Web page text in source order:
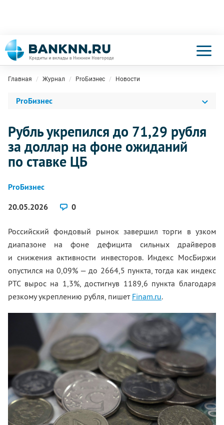
Главная Журнал ProБизнес Новости
ProБизнес
Рубль укрепился до 71,29 рубля
за доллар на фоне ожиданий
по ставке ЦБ
ProБизнес
20.05.2026
0
Российский фондовый рынок завершил торги в узком
диапазоне на фоне дефицита сильных драйверов
и снижения активности инвесторов. Индекс МосБиржи
опустился на 0,09% — до 2664,5 пункта, тогда как индекс
РТС вырос на 1,3%, достигнув 1189,6 пункта благодаря
резкому укреплению рубля, пишет Finam.ru.